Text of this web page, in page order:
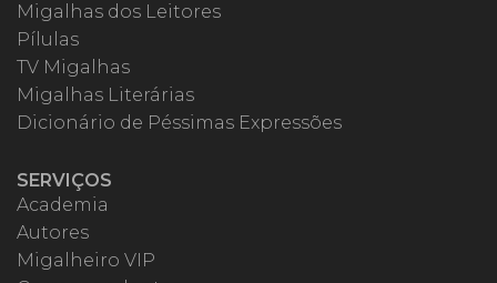
Migalhas dos Leitores
Pílulas
TV Migalhas
Migalhas Literárias
Dicionário de Péssimas Expressões
SERVIÇOS
Academia
Autores
Migalheiro VIP